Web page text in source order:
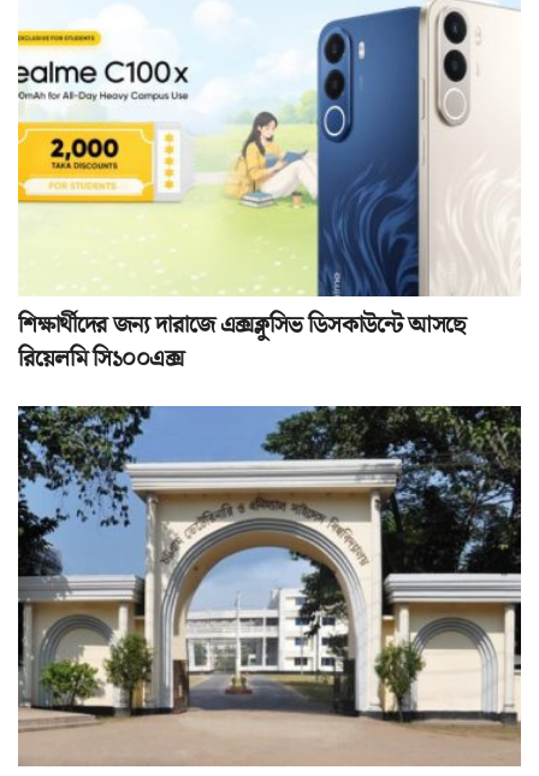
শিক্ষার্থীদের জন্য দারাজে এক্সক্লুসিভ ডিসকাউন্টে আসছে
রিয়েলমি সি১০০এক্স